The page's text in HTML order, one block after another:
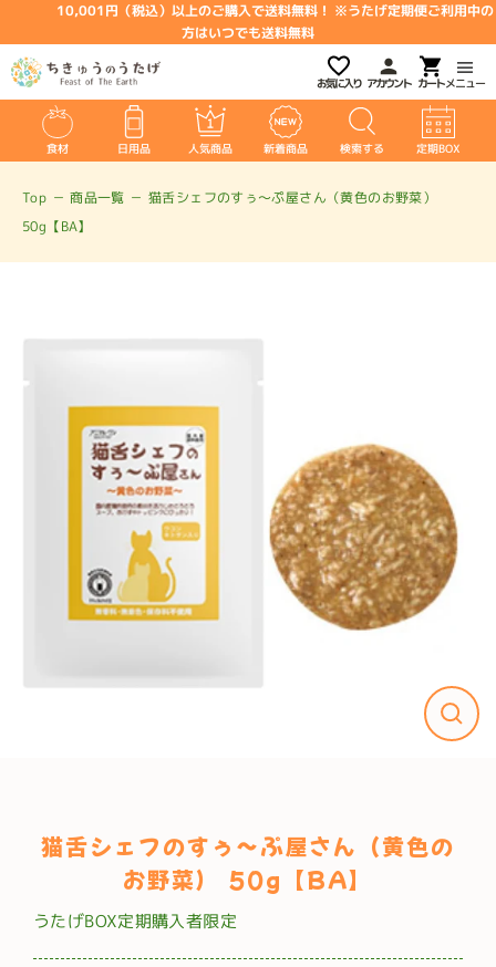
10,001円（税込）以上のご購入で送料無料！ ※うたげ定期便ご利用中の
方はいつでも送料無料
メニュー
アカウント
お気に入り
食材 日用品 人気商品 新着商品 検索する 定期BOX
Top － 商品一覧 － 猫舌シェフのすぅ～ぷ屋さん（黄色のお野菜）
50g【BA】
猫舌シェフのすぅ～ぷ屋さん（黄色の
お野菜） 50g【BA】
うたげBOX定期購入者限定